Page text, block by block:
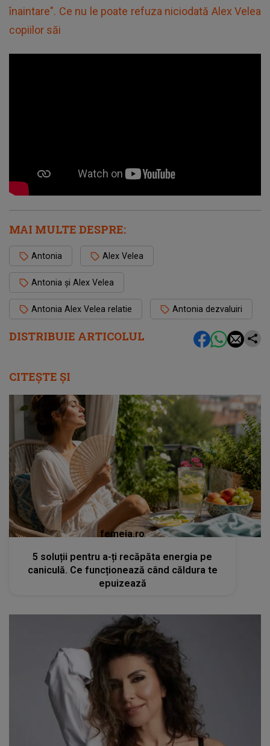
DISTRIBUIE ARTICOLUL
înaintare". Ce nu le poate refuza niciodată Alex Velea
copiilor săi
MAI MULTE DESPRE:
Antonia Alex Velea
Antonia și Alex Velea
Antonia Alex Velea relatie Antonia dezvaluiri
CITEȘTE ȘI
femeia.ro
5 soluții pentru a-ți recăpăta energia pe
caniculă. Ce funcționează când căldura te
epuizează